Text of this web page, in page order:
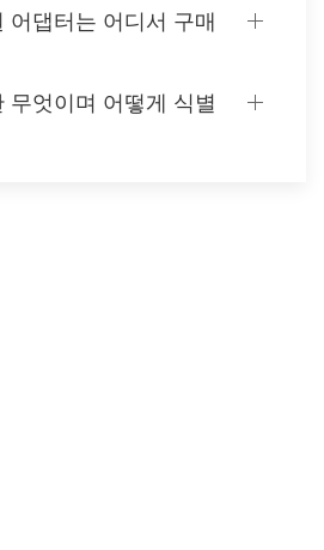
어댑터는 어디서 구매
무엇이며 어떻게 식별